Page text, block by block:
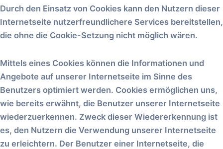
Durch den Einsatz von Cookies kann den Nutzern dieser
Internetseite nutzerfreundlichere Services bereitstellen,
die ohne die Cookie-Setzung nicht möglich wären.
Mittels eines Cookies können die Informationen und
Angebote auf unserer Internetseite im Sinne des
Benutzers optimiert werden. Cookies ermöglichen uns,
wie bereits erwähnt, die Benutzer unserer Internetseite
wiederzuerkennen. Zweck dieser Wiedererkennung ist
es, den Nutzern die Verwendung unserer Internetseite
zu erleichtern. Der Benutzer einer Internetseite, die